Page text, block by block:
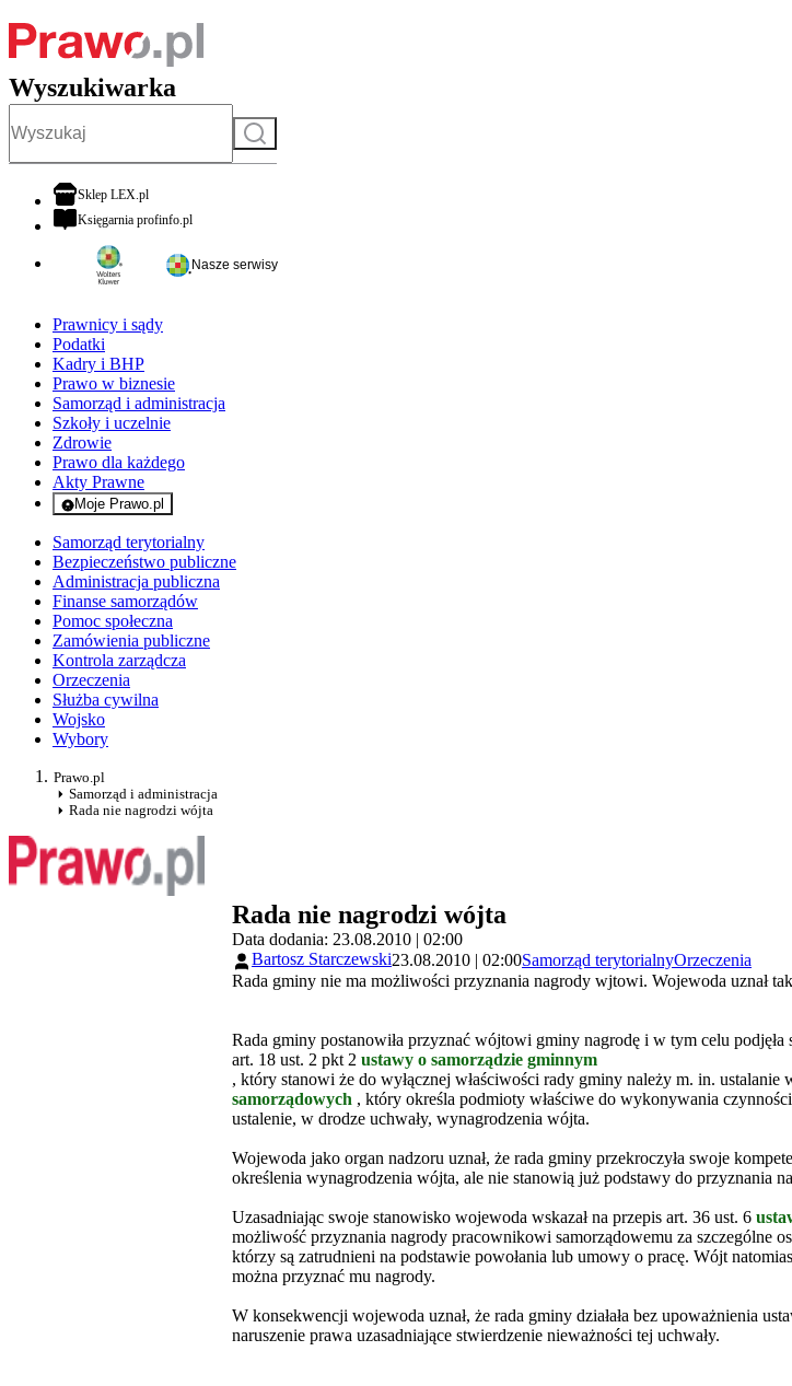
Wyszukiwarka
Szukaj
Sklep LEX.plotwiera się w nowej karcie
Księgarnia profinfo.plotwiera się w nowej karcie
Nasze serwisy
Prawnicy i sądy
Podatki
Kadry i BHP
Prawo w biznesie
Samorząd i administracja
Szkoły i uczelnie
Zdrowie
Prawo dla każdego
Akty Prawne
Moje Prawo.pl
- rejestracja i logowanie do serwisu
Samorząd terytorialny
Bezpieczeństwo publiczne
Administracja publiczna
Finanse samorządów
Pomoc społeczna
Zamówienia publiczne
Kontrola zarządcza
Orzeczenia
Służba cywilna
Wojsko
Wybory
Prawo.pl
Samorząd i administracja
Rada nie nagrodzi wójta
Rada nie nagrodzi wójta
Data dodania: 23.08.2010 | 02:00
Bartosz Starczewski23.08.2010 | 02:00Samorząd terytorialnyOrzeczenia
Rada gminy nie ma możliwości przyznania nagrody wjtowi. Wojewoda uznał
Rada gminy postanowiła przyznać wójtowi gminy nagrodę i w tym celu podjęła
art. 18 ust. 2 pkt 2 ustawy o samorządzie gminnym
, który stanowi że do wyłącznej właściwości rady gminy należy m. in. ustalanie
samorządowych , który określa podmioty właściwe do wykonywania
ustalenie, w drodze uchwały, wynagrodzenia wójta.
Wojewoda jako organ nadzoru uznał, że rada gminy przekroczyła swoje
określenia wynagrodzenia wójta, ale nie stanowią już podstawy do przyznania
Uzasadniając swoje stanowisko wojewoda wskazał na przepis art. 36 ust. 6
możliwość przyznania nagrody pracownikowi samorządowemu za szczególne
którzy są zatrudnieni na podstawie powołania lub umowy o pracę. Wójt
można przyznać mu nagrody.
W konsekwencji wojewoda uznał, że rada gminy działała bez upoważnienia
naruszenie prawa uzasadniające stwierdzenie nieważności tej uchwały.